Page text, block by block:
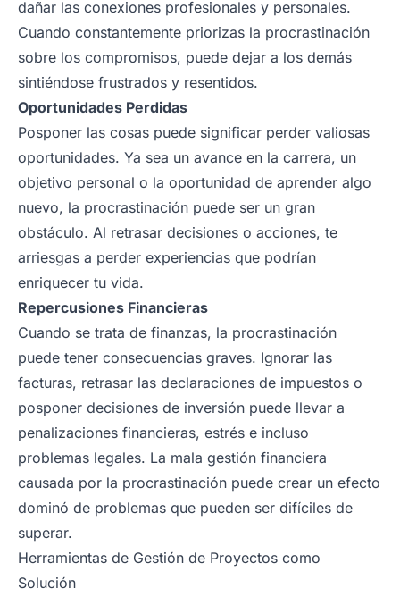
dañar las conexiones profesionales y personales.
Cuando constantemente priorizas la procrastinación
sobre los compromisos, puede dejar a los demás
sintiéndose frustrados y resentidos.
Oportunidades Perdidas
Posponer las cosas puede significar perder valiosas
oportunidades. Ya sea un avance en la carrera, un
objetivo personal o la oportunidad de aprender algo
nuevo, la procrastinación puede ser un gran
obstáculo. Al retrasar decisiones o acciones, te
arriesgas a perder experiencias que podrían
enriquecer tu vida.
Repercusiones Financieras
Cuando se trata de finanzas, la procrastinación
puede tener consecuencias graves. Ignorar las
facturas, retrasar las declaraciones de impuestos o
posponer decisiones de inversión puede llevar a
penalizaciones financieras, estrés e incluso
problemas legales. La mala gestión financiera
causada por la procrastinación puede crear un efecto
dominó de problemas que pueden ser difíciles de
superar.
Herramientas de Gestión de Proyectos como
Solución